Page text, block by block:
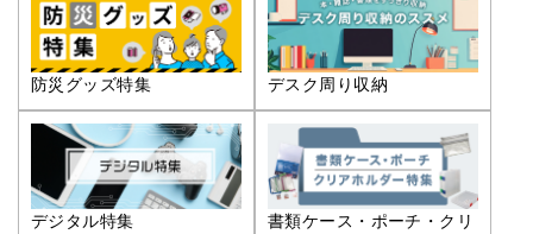
防災グッズ特集 デスク周り収納
デジタル特集
書類ケース・ポーチ・クリ